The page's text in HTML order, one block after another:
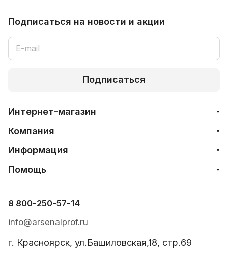
Подписаться на новости и акции
Подписаться
Интернет-магазин
Компания
Информация
Помощь
8 800-250-57-14
info@arsenalprof.ru
г. Красноярск, ул.Башиловская,18, стр.69